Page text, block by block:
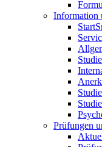
Information
Prüfungen